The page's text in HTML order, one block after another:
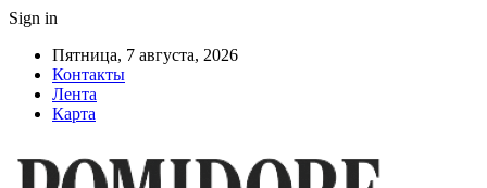
Sign in
Пятница, 7 августа, 2026
Контакты
Лента
Карта